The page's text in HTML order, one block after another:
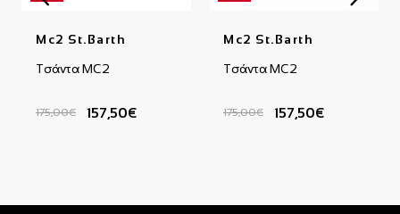
Mc2 St.Barth
Τσάντα MC2
175,00€ 157,50€
Mc2 St.Barth
Τσάντα MC2
175,00€ 157,50€